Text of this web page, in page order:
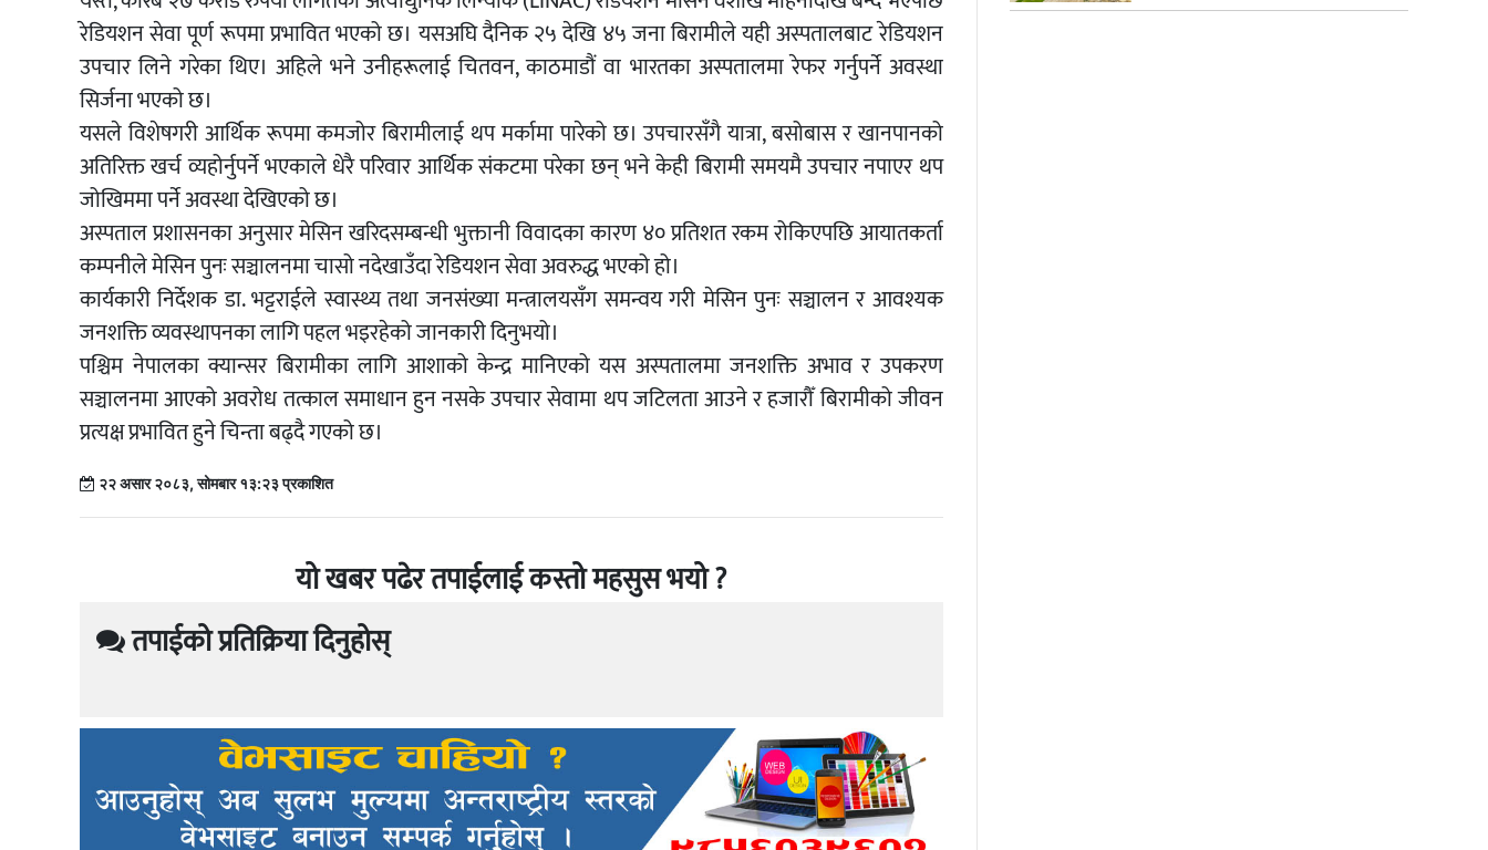
रेडियशन सेवा पूर्ण रूपमा प्रभावित भएको छ। यसअघि दैनिक २५ देखि ४५ जना बिरामीले यही अस्पतालबाट रेडियशन
उपचार लिने गरेका थिए। अहिले भने उनीहरूलाई चितवन, काठमाडौं वा भारतका अस्पतालमा रेफर गर्नुपर्ने अवस्था
सिर्जना भएको छ।
यसले विशेषगरी आर्थिक रूपमा कमजोर बिरामीलाई थप मर्कामा पारेको छ। उपचारसँगै यात्रा, बसोबास र खानपानको
अतिरिक्त खर्च व्यहोर्नुपर्ने भएकाले धेरै परिवार आर्थिक संकटमा परेका छन् भने केही बिरामी समयमै उपचार नपाएर थप
जोखिममा पर्ने अवस्था देखिएको छ।
अस्पताल प्रशासनका अनुसार मेसिन खरिदसम्बन्धी भुक्तानी विवादका कारण ४० प्रतिशत रकम रोकिएपछि आयातकर्ता
कम्पनीले मेसिन पुनः सञ्चालनमा चासो नदेखाउँदा रेडियशन सेवा अवरुद्ध भएको हो।
कार्यकारी निर्देशक डा. भट्टराईले स्वास्थ्य तथा जनसंख्या मन्त्रालयसँग समन्वय गरी मेसिन पुनः सञ्चालन र आवश्यक
जनशक्ति व्यवस्थापनका लागि पहल भइरहेको जानकारी दिनुभयो।
पश्चिम नेपालका क्यान्सर बिरामीका लागि आशाको केन्द्र मानिएको यस अस्पतालमा जनशक्ति अभाव र उपकरण
सञ्चालनमा आएको अवरोध तत्काल समाधान हुन नसके उपचार सेवामा थप जटिलता आउने र हजारौँ बिरामीको जीवन
प्रत्यक्ष प्रभावित हुने चिन्ता बढ्दै गएको छ।
२२ असार २०८३, सोमबार १३:२३ प्रकाशित
यो खबर पढेर तपाईलाई कस्तो महसुस भयो ?
तपाईको प्रतिक्रिया दिनुहोस्